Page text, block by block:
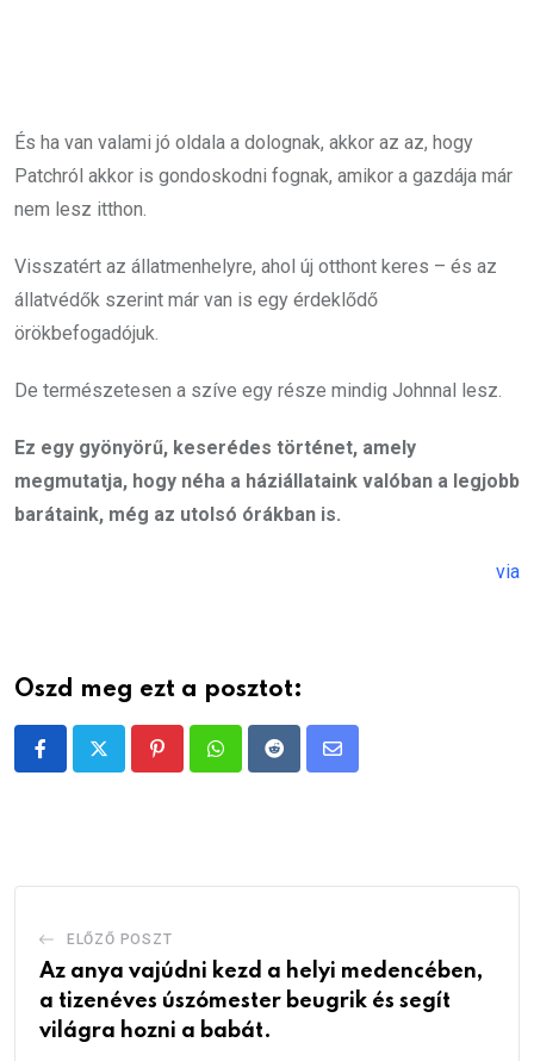
És ha van valami jó oldala a dolognak, akkor az az, hogy
Patchról akkor is gondoskodni fognak, amikor a gazdája már
nem lesz itthon.
Visszatért az állatmenhelyre, ahol új otthont keres – és az
állatvédők szerint már van is egy érdeklődő
örökbefogadójuk.
De természetesen a szíve egy része mindig Johnnal lesz.
Ez egy gyönyörű, keserédes történet, amely
megmutatja, hogy néha a háziállataink valóban a legjobb
barátaink, még az utolsó órákban is.
via
Oszd meg ezt a posztot:
PinterestWhatsappRedditShare
ELŐZŐ POSZT
Az anya vajúdni kezd a helyi medencében,
a tizenéves úszómester beugrik és segít
világra hozni a babát.